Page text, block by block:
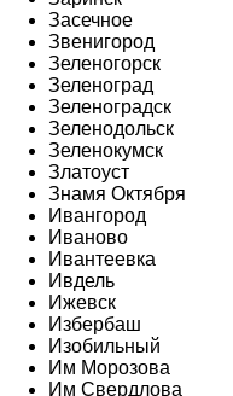
Засечное
Звенигород
Зеленогорск
Зеленоград
Зеленоградск
Зеленодольск
Зеленокумск
Златоуст
Знамя Октября
Ивангород
Иваново
Ивантеевка
Ивдель
Ижевск
Избербаш
Изобильный
Им Морозова
Им Свердлова